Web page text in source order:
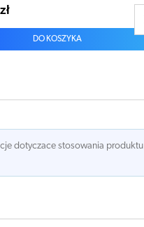
DO KOSZYKA
dotyczace stosowania produktu